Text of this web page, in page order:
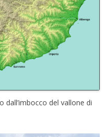
dall’imbocco del vallone di